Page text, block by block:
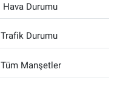
Hava Durumu
Trafik Durumu
Tüm Manşetler